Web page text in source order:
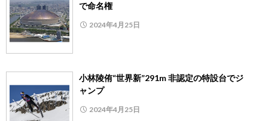
で命名権
2024年4月25日
小林陵侑“世界新”291m 非認定の特設台でジ
ャンプ
2024年4月25日